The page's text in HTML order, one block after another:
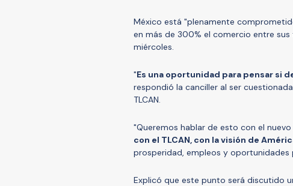
México está "plenamente
en más de 300% el comercio entre sus
miércoles.
"Es una oportunidad para pensar si
respondió la canciller al ser
TLCAN.
"Queremos hablar de esto con el
con el TLCAN, con la visión de
prosperidad, empleos y oportunidades
Explicó que este punto será discutido